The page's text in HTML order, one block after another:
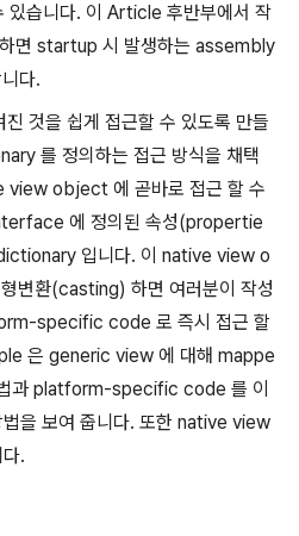
습니다. 이 Article 후반부에서 작
면 startup 시 발생하는 assembly
다.
것을 쉽게 접근할 수 있도록 만들
를 정의하는 접근 방식을 채택
view object 에 곧바로 접근 할 수
에 정의된 속성(propertie
입니다. 이 native view o
변환(casting) 하면 여러분이 작성
specific code 로 즉시 접근 할
은 generic view 에 대해 mappe
과 platform-specific code 를 이
을 보여 줍니다. 또한 native view
.